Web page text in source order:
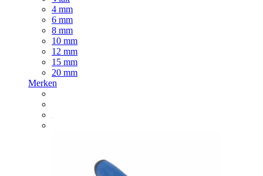
4 mm
6 mm
8 mm
10 mm
12 mm
15 mm
20 mm
Merken